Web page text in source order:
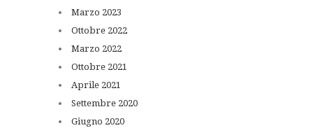
Marzo 2023
Ottobre 2022
Marzo 2022
Ottobre 2021
Aprile 2021
Settembre 2020
Giugno 2020